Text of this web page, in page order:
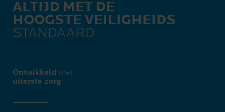
ALTIJD MET DE
HOOGSTE VEILIGHEIDS
STANDAARD
Ontwikkeld met
uiterste zorg​